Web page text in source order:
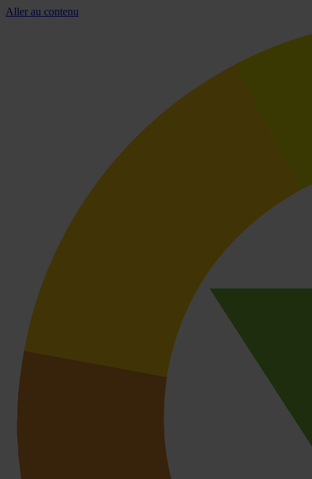
Aller au contenu